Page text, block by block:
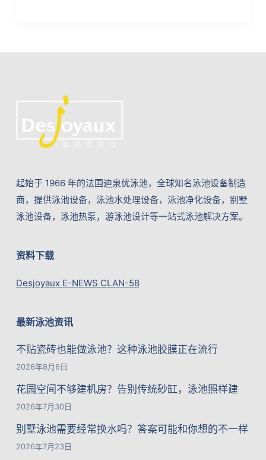
起始于 1966 年的法国迪泉优泳池，全球知名泳池设备制造
商，提供泳池设备，泳池水处理设备，泳池净化设备，别墅
泳池设备，泳池热泵，游泳池设计等一站式泳池解决方案。
资料下载
Desjoyaux E-NEWS CLAN-58
最新泳池资讯
不贴瓷砖也能做泳池？这种泳池胶膜正在流行
2026年8月6日
花园空间不够建机房？告别传统砂缸，泳池照样建
2026年7月30日
别墅泳池需要经常换水吗？答案可能和你想的不一样
2026年7月23日